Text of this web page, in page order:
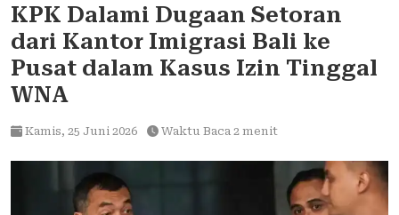
KPK Dalami Dugaan Setoran
dari Kantor Imigrasi Bali ke
Pusat dalam Kasus Izin Tinggal
WNA
Kamis, 25 Juni 2026 Waktu Baca 2 menit